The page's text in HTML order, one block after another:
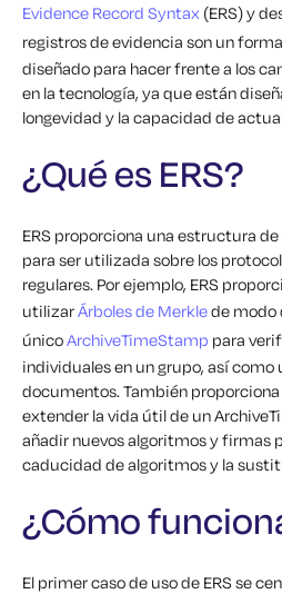
Evidence Record Syntax (ERS) y
registros de evidencia son un
diseñado para hacer frente a los
en la tecnología, ya que están
longevidad y la capacidad de
¿Qué es ERS?
ERS proporciona una estructura
para ser utilizada sobre los
regulares. Por ejemplo, ERS
utilizarÁrboles de Merklede modo
únicoArchiveTimeStamp para
individuales en un grupo, así
documentos. También
extender la vida útil de un
añadir nuevos algoritmos y firmas
caducidad de algoritmos y la
¿Cómo
El primer caso de uso de ERS se